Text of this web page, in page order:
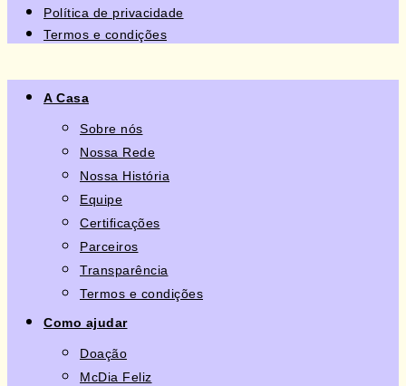
Política de privacidade
Termos e condições
A Casa
Sobre nós
Nossa Rede
Nossa História
Equipe
Certificações
Parceiros
Transparência
Termos e condições
Como ajudar
Doação
McDia Feliz